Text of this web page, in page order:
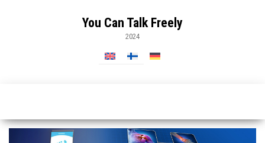
You Can Talk Freely
2024